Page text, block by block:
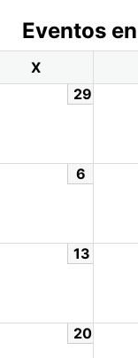
Eventos
X
29
6
13
20